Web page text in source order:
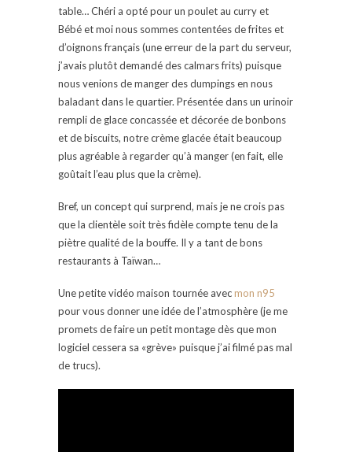
table… Chéri a opté pour un poulet au curry et
Bébé et moi nous sommes contentées de frites et
d’oignons français (une erreur de la part du serveur,
j’avais plutôt demandé des calmars frits) puisque
nous venions de manger des dumpings en nous
baladant dans le quartier. Présentée dans un urinoir
rempli de glace concassée et décorée de bonbons
et de biscuits, notre crème glacée était beaucoup
plus agréable à regarder qu’à manger (en fait, elle
goûtait l’eau plus que la crème).
Bref, un concept qui surprend, mais je ne crois pas
que la clientèle soit très fidèle compte tenu de la
piètre qualité de la bouffe. Il y a tant de bons
restaurants à Taïwan…
Une petite vidéo maison tournée avecmon n95
pour vous donner une idée de l’atmosphère (je me
promets de faire un petit montage dès que mon
logiciel cessera sa «grève» puisque j’ai filmé pas mal
de trucs).